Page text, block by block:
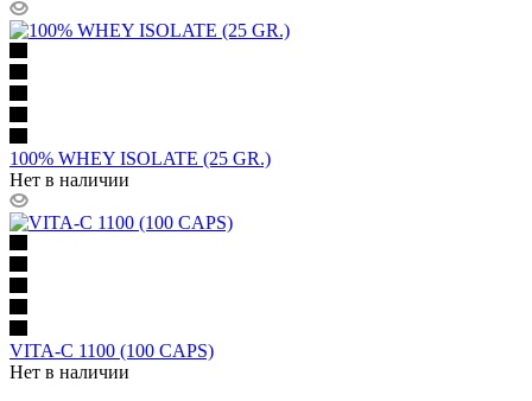
100% WHEY ISOLATE (25 GR.)
Нет в наличии
VITA-C 1100 (100 CAPS)
Нет в наличии